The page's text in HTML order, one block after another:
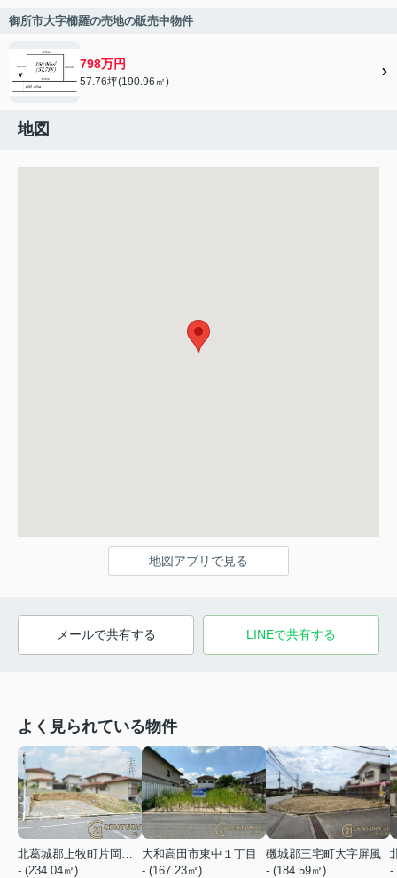
御所市大字櫛羅の売地の販売中物件
798万円
57.76坪(190.96㎡)
地図
地図アプリで見る
メールで共有する LINEで共有する
よく見られている物件
北葛城郡上牧町片岡台１丁目
- (234.04㎡)
大和高田市東中１丁目
- (167.23㎡)
磯城郡三宅町大字屏風
- (184.59㎡)
-